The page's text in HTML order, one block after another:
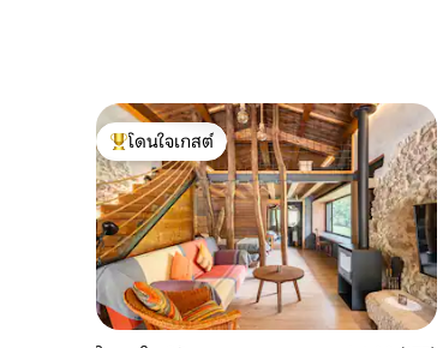
โดนใจเกสต์ที่สุด
โดนใจเกสต์